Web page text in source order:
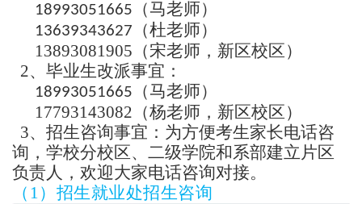
18993051665 （马老师）
13639343627
（杜老师）
13893081905（宋老师，新区校区）
2、 毕业生改派事宜：
18993051665
（马老师）
17793143082（杨老师，新区校区）
3、 招生咨询事宜： 为方便考生家长电话咨
询，学校分校区、二级学院和系部建立片区
负责人，欢迎大家电话咨询对接。
（1）招生就业处招生咨询